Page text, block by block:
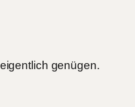
genügen.